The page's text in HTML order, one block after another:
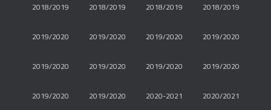
2018/2019 2018/2019 2018/2019 2018/2019
2019/2020 2019/2020 2019/2020 2019/2020
2019/2020 2019/2020 2019/2020 2019/2020
2019/2020 2019/2020 2020-2021 2020/2021